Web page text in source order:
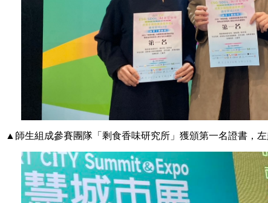
▲師生組成參賽團隊「剩食香味研究所」獲頒第一名證書，